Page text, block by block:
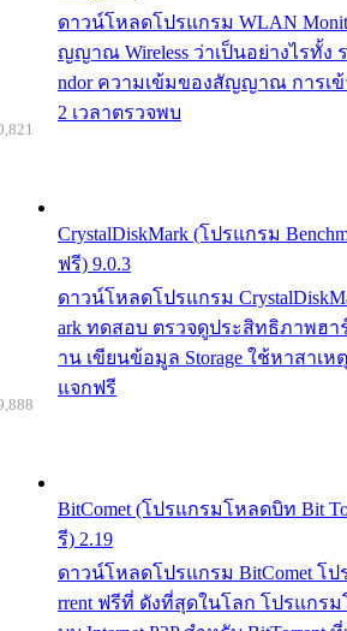
ดาวน์โหลดโปรแกรม WLAN
ญญาณ Wireless ว่าเป็นอย่างไรทั้ง
ndor ความเข้มของสัญญาณ การเข้
2 เวลาตรวจพบ
CrystalDiskMark (โปรแกรม
ฟรี) 9.0.3
ดาวน์โหลดโปรแกรม
ark ทดสอบ ตรวจดูประสิทธิภาพฮา
าน เขียนข้อมูล Storage ใช้หาสาเห
แจกฟรี
BitComet (โปรแกรมโหลดบิท Bit
รี) 2.19
ดาวน์โหลดโปรแกรม BitComet โ
rrent ฟรีที่ ดังที่สุดในโลก โปรแกร